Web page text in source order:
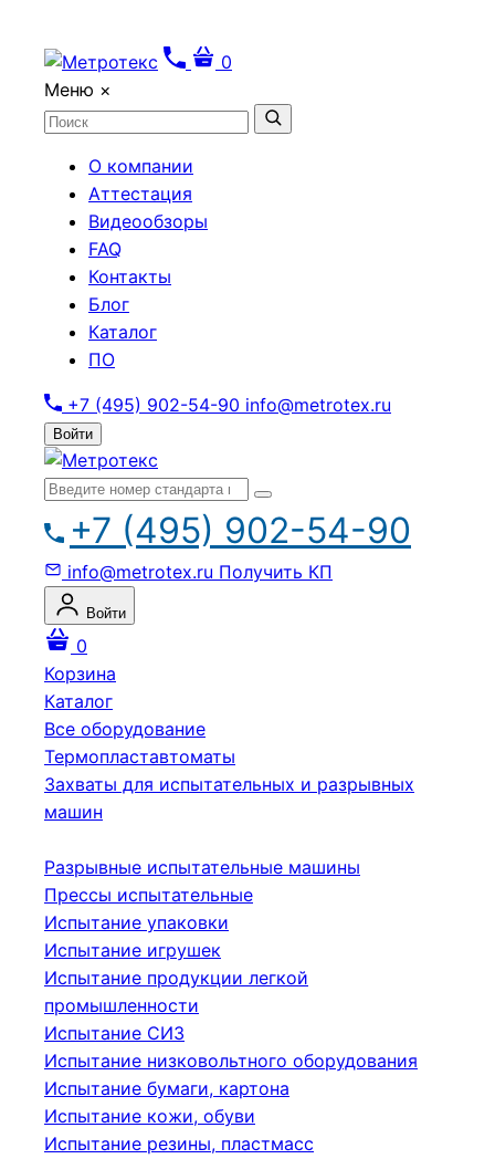
0
Меню ×
О компании
Аттестация
Видеообзоры
FAQ
Контакты
Блог
Каталог
ПО
+7 (495) 902-54-90 info@metrotex.ru
Войти
+7 (495) 902-54-90
info@metrotex.ru Получить КП
Войти
0
Корзина
Каталог
Все оборудование
Термопластавтоматы
Захваты для испытательных и разрывных
машин
Разрывные испытательные машины
Прессы испытательные
Испытание упаковки
Испытание игрушек
Испытание продукции легкой
промышленности
Испытание СИЗ
Испытание низковольтного оборудования
Испытание бумаги, картона
Испытание кожи, обуви
Испытание резины, пластмасс